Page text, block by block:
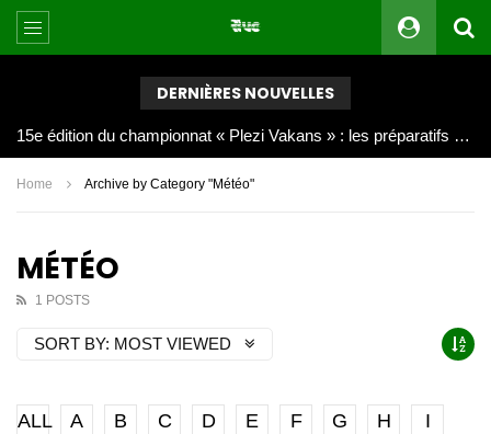
DERNIÈRES NOUVELLES
Joy Clerf Derisier, sur les traces de son père : évangéliser par la musique
Home Archive by Category "Météo"
MÉTÉO
1 POSTS
SORT BY: MOST VIEWED
ALL A B C D E F G H
I